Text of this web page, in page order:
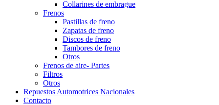
Collarines de embrague
Frenos
Pastillas de freno
Zapatas de freno
Discos de freno
Tambores de freno
Otros
Frenos de aire- Partes
Filtros
Otros
Repuestos Automotrices Nacionales
Contacto